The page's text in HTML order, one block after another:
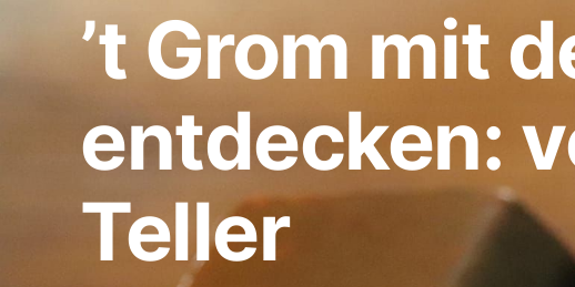
’t Grom mit
entdecken:
Teller